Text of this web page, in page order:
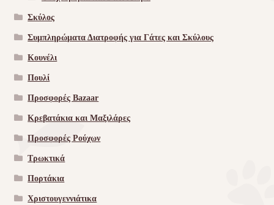
Σκύλος
Συμπληρώματα Διατροφής για Γάτες και Σκύλους
Κουνέλι
Πουλί
Προσφορές Bazaar
Κρεβατάκια και Μαξιλάρες
Προσφορές Ρούχων
Τρωκτικά
Πορτάκια
Χριστουγεννιάτικα